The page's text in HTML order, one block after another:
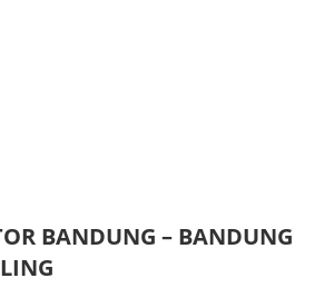
BANDUNG – BANDUNG